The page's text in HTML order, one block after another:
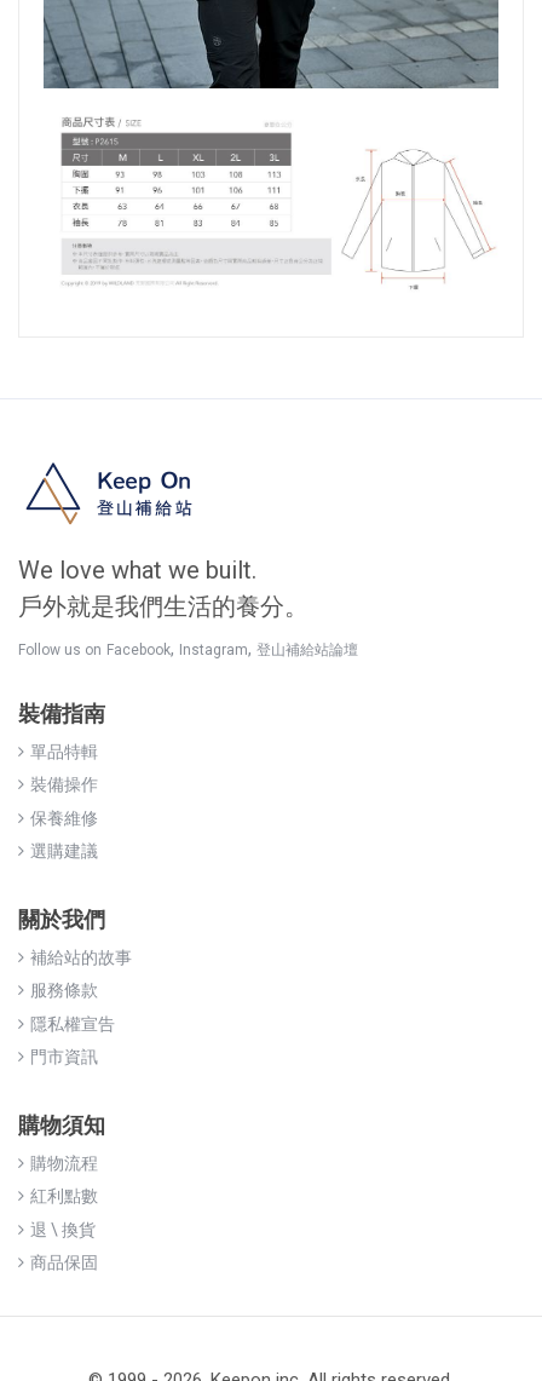
We love what we built.
戶外就是我們生活的養分。
Follow us on Facebook, Instagram, 登山補給站論壇
裝備指南
單品特輯
裝備操作
保養維修
選購建議
關於我們
補給站的故事
服務條款
隱私權宣告
門市資訊
購物須知
購物流程
紅利點數
退 \ 換貨
商品保固